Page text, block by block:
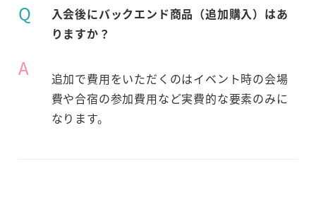
Q
入会後にバックエンド商品（追加購入）はあ
りますか？
A
追加で費用をいただくのはイベント時の会場
費や合宿の参加費用など実費的な要素のみに
なります。